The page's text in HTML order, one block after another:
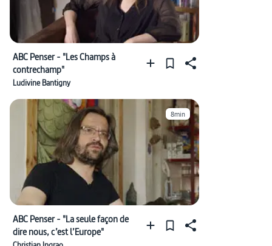
ABC Penser - "Les Champs à
contrechamp"
Ludivine Bantigny
8min
ABC Penser - "La seule façon de
dire nous, c’est l’Europe"